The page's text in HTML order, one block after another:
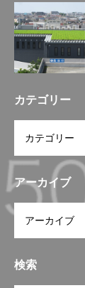
カテゴリー
アーカイブ
検索